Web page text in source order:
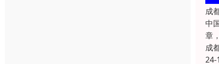
成
中
章
成
24-